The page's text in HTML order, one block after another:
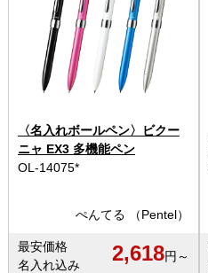
〈名入れボールペン〉ビクー
ニャ EX3 多機能ペン
OL-14075*
ぺんてる （Pentel）
最安価格
名入れ込み
2,618円～